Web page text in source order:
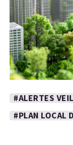
#ALERTES
#PLAN LOCAL